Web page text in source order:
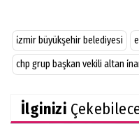
i̇zmir büyükşehir belediyesi
chp grup başkan vekili altan
İlginizi